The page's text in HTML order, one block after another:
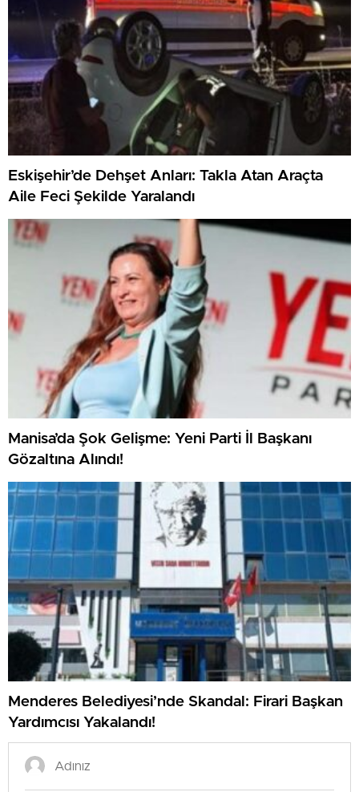
Eskişehir’de Dehşet Anları: Takla Atan Araçta
Aile Feci Şekilde Yaralandı
Manisa’da Şok Gelişme: Yeni Parti İl Başkanı
Gözaltına Alındı!
Menderes Belediyesi’nde Skandal: Firari Başkan
Yardımcısı Yakalandı!